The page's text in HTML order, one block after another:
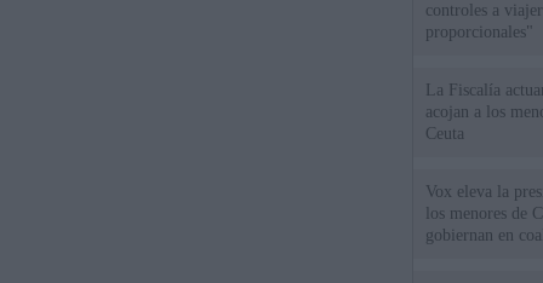
controles a
proporcionales"
La Fiscalía
acojan a los
Ceuta
Vox eleva la
los menores de
gobiernan en